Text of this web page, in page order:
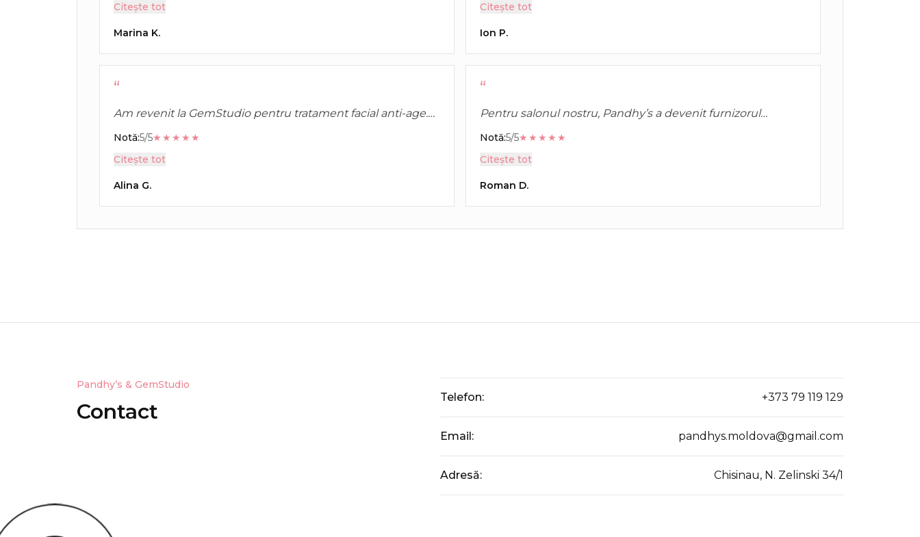
Citește tot
Marina K.
Citește tot
Ion P.
“
Am revenit la GemStudio pentru tratament facial anti-age.
Rezultatul este natural, pielea arată odihnită și fermă.
Notă:5/5★★★★★
Citește tot
Alina G.
“
Pentru salonul nostru, Pandhy’s a devenit furnizorul
principal pe zona de sugaring. Calitate constantă și
Notă:5/5★★★★★
Citește tot
Roman D.
Pandhy’s & GemStudio
Contact
Telefon: +373 79 119 129
Email: pandhys.moldova@gmail.com
Adresă: Chisinau, N. Zelinski 34/1